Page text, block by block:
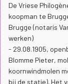
De Vriese
koopman te
Brugge (notaris
werken)
- 29.08.1905,
Blomme Pieter,
koornwindmolen
bij de statie). Het